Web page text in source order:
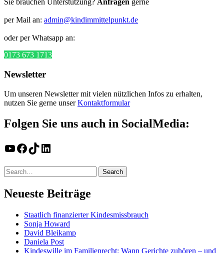
Sie brauchen Unterstützung? Anfragen gerne
per Mail an: admin@kindimmittelpunkt.de
oder per Whatsapp an:
0173 673 1713
Newsletter
Um unseren Newsletter mit vielen nützlichen Infos zu erhalten,
nutzen Sie gerne unserKontaktformular
Folgen Sie uns auch in SocialMedia:
YouTube
Facebook
TikTokLinkedIn
Neueste Beiträge
Staatlich finanzierter Kindesmissbrauch
Sonja Howard
David Bleikamp
Daniela Post
Kindeswille im Familienrecht: Wann Gerichte zuhören – und